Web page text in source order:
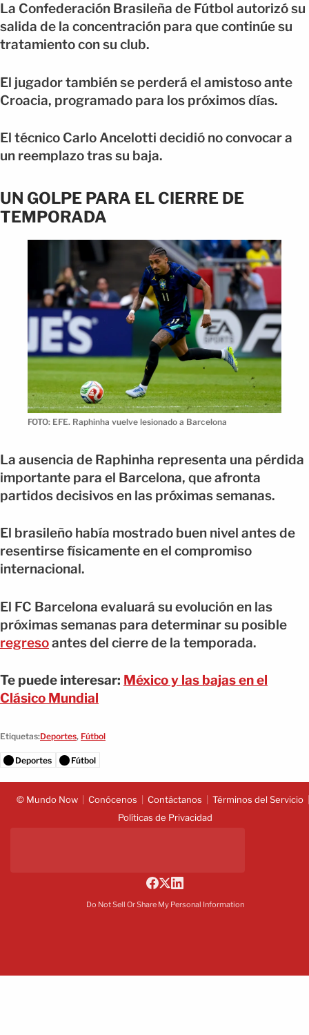
La Confederación Brasileña de Fútbol autorizó su
salida de la concentración para que continúe su
tratamiento con su club.
El jugador también se perderá el amistoso ante
Croacia, programado para los próximos días.
El técnico Carlo Ancelotti decidió no convocar a
un reemplazo tras su baja.
UN GOLPE PARA EL CIERRE DE
TEMPORADA
FOTO: EFE. Raphinha vuelve lesionado a Barcelona
La ausencia de Raphinha representa una pérdida
importante para el Barcelona, que afronta
partidos decisivos en las próximas semanas.
El brasileño había mostrado buen nivel antes de
resentirse físicamente en el compromiso
internacional.
El FC Barcelona evaluará su evolución en las
próximas semanas para determinar su posible
regresoantes del cierre de la temporada.
Te puede interesar: México y las bajas en el
Clásico Mundial
Etiquetas:Deportes, Fútbol
Deportes Fútbol
© Mundo Now Conócenos Contáctanos
Términos del Servicio
Políticas de Privacidad
Do Not Sell Or Share My Personal Information